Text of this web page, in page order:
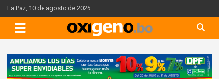
Skip
to
content
La Paz, 10 de agosto de 2026
A
d